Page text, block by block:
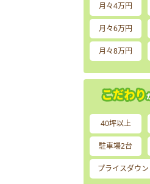
月々4万円
月々6万円
月々8万円
40坪以上
駐車場2台
プライスダウン